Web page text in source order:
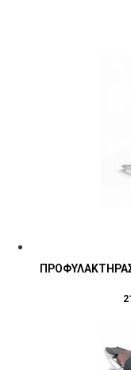
ΠΡΟΦΥΛΑΚΤΗΡΑΣ